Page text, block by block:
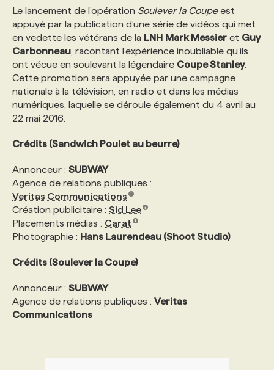
Le lancement de l’opération Soulever la Coupeest
appuyé par la publication d’une série de vidéos qui met
en vedette les vétérans de la LNH Mark Messier et Guy
Carbonneau , racontant l’expérience inoubliable qu’ils
ont vécue en soulevant la légendaire Coupe Stanley.
Cette promotion sera appuyée par une campagne
nationale à la télévision, en radio et dans les médias
numériques, laquelle se déroule également du 4 avril au
22 mai 2016.
Crédits (Sandwich Poulet au beurre)
Annonceur : SUBWAY
Agence de relations publiques :
Veritas Communications
Création publicitaire : Sid Lee
Placements médias : Carat
Photographie : Hans Laurendeau (Shoot Studio)
Crédits (Soulever la Coupe)
Annonceur : SUBWAY
Agence de relations publiques : Veritas
Communications